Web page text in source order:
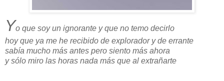
Yo que soy un ignorante y que no temo decirlo
hoy que ya me he recibido de explorador y de errante
sabía mucho más antes pero siento más ahora
y sólo miro las horas nada más que al extrañarte